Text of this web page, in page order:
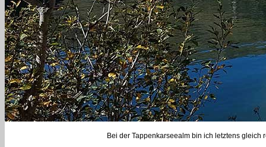
Bei der Tappenkarseealm bin ich letztens